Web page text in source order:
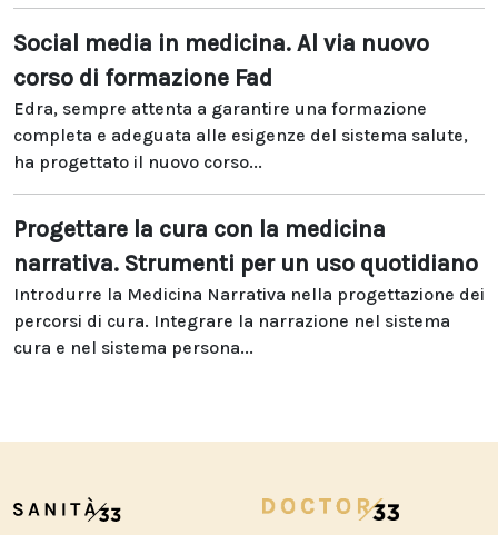
Social media in medicina. Al via nuovo
corso di formazione Fad
Edra, sempre attenta a garantire una formazione
completa e adeguata alle esigenze del sistema salute,
ha progettato il nuovo corso...
Progettare la cura con la medicina
narrativa. Strumenti per un uso quotidiano
Introdurre la Medicina Narrativa nella progettazione dei
percorsi di cura. Integrare la narrazione nel sistema
cura e nel sistema persona...